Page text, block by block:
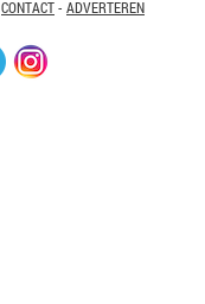
CONTACT- ADVERTEREN